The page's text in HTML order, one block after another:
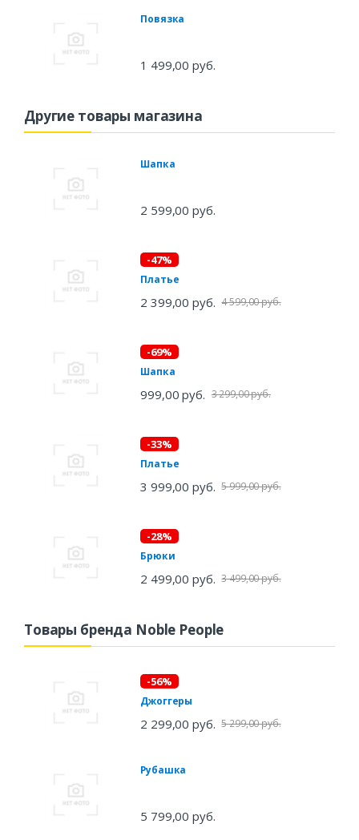
Повязка
1 499,00 руб.
Другие товары магазина
Шапка
2 599,00 руб.
-47%
Платье
2 399,00 руб. 4 599,00 руб.
-69%
Шапка
999,00 руб. 3 299,00 руб.
-33%
Платье
3 999,00 руб. 5 999,00 руб.
-28%
Брюки
2 499,00 руб. 3 499,00 руб.
Товары бренда Noble People
-56%
Джоггеры
2 299,00 руб. 5 299,00 руб.
Рубашка
5 799,00 руб.